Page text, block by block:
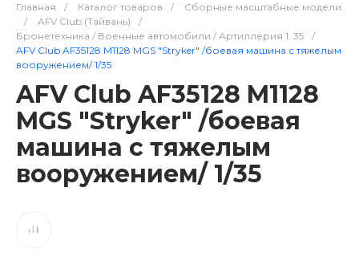
Главная / Каталог товаров /
Сборные масштабные модели
/
AFV Club (Тайвань)
/
Бронетехника / Военные автомобили / Артиллерия 1: 35
/
AFV Club AF35128 M1128 MGS "Stryker" /боевая машина с тяжелым
вооружением/ 1/35
AFV Club AF35128 M1128
MGS "Stryker" /боевая
машина с тяжелым
вооружением/ 1/35